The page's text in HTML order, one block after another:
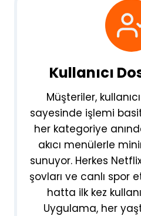
Kullanıcı
Müşteriler,
sayesinde işlemi
her kategoriye
akıcı menülerle
sunuyor. Herkes
şovları ve canlı spor
hatta ilk kez
Uygulama, her